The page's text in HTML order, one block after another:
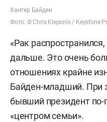
Хантер Байден
Фото: © Chris Kleponis / Keystone
«Рак
дальше. Это очень
отношениях крайне
Байден-младший. При
бывший президент по-
«центром семьи».